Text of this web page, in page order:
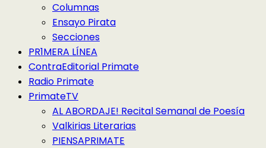
Columnas
Ensayo Pirata
Secciones
PR1MERA LÍNEA
ContraEditorial Primate
Radio Primate
PrimateTV
AL ABORDAJE! Recital Semanal de Poesía
Valkirias Literarias
PIENSAPRIMATE